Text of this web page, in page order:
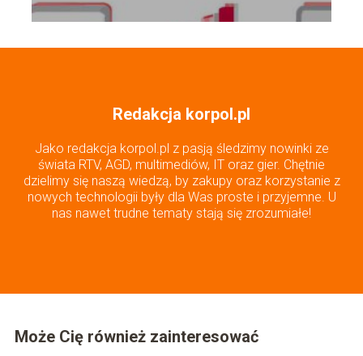
Redakcja korpol.pl
Jako redakcja korpol.pl z pasją śledzimy nowinki ze
świata RTV, AGD, multimediów, IT oraz gier. Chętnie
dzielimy się naszą wiedzą, by zakupy oraz korzystanie z
nowych technologii były dla Was proste i przyjemne. U
nas nawet trudne tematy stają się zrozumiałe!
Może Cię również zainteresować